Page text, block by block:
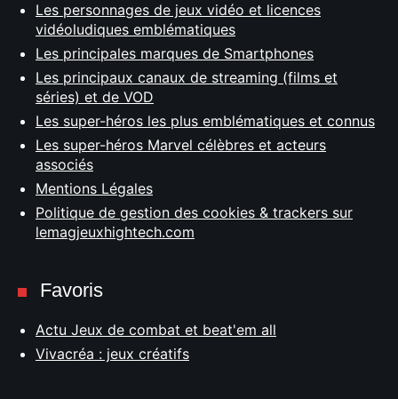
Les personnages de jeux vidéo et licences
vidéoludiques emblématiques
Les principales marques de Smartphones
Les principaux canaux de streaming (films et
séries) et de VOD
Les super-héros les plus emblématiques et connus
Les super-héros Marvel célèbres et acteurs
associés
Mentions Légales
Politique de gestion des cookies & trackers sur
lemagjeuxhightech.com
Favoris
Actu Jeux de combat et beat'em all
Vivacréa : jeux créatifs